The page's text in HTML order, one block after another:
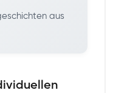
aus